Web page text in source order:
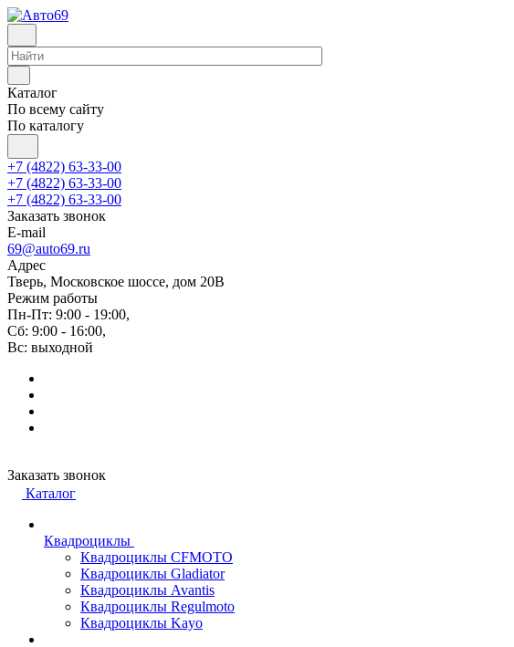
Каталог
По всему сайту
По каталогу
+7 (4822) 63-33-00
+7 (4822) 63-33-00
+7 (4822) 63-33-00
Заказать звонок
E-mail
69@auto69.ru
Адрес
Тверь, Московское шоссе, дом 20В
Режим работы
Пн-Пт: 9:00 - 19:00,
Сб: 9:00 - 16:00,
Вс: выходной
Заказать звонок
Каталог
Квадроциклы
Квадроциклы CFMOTO
Квадроциклы Gladiator
Квадроциклы Avantis
Квадроциклы Regulmoto
Квадроциклы Kayo